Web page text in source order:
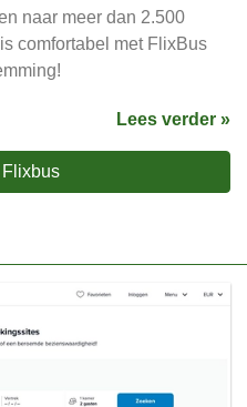
naar meer dan 2.500
comfortabel met FlixBus
Lees verder »